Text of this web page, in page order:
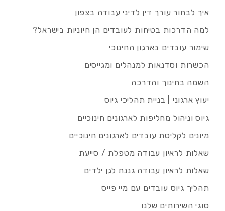
איך לבחור עורך דין לדיני עבודה בצפון
למה הדרכות בטיחות לעובדים הן חיוניות בישראל?
שימור עובדים בארגון החינוכי
הכשרות וסדנאות למנהלים ומגייסים
השמה בחינוך והדרכה
יעוץ ארגוני | בניית תהליכי גיוס
גיוס וניהול מחליפות לארגונים חינוכיים
מיונים לקליטת עובדים לארגונים חינוכיים
שאלות לראיון עבודה מטפלת / סייעת
שאלות לראיון עבודה גננת לגן ילדים
תהליך גיוס עובדים עם מיי פייס
סוגי השירותים שלנו